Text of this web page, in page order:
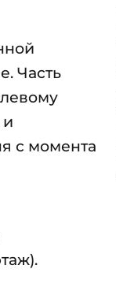
Часть
с момента